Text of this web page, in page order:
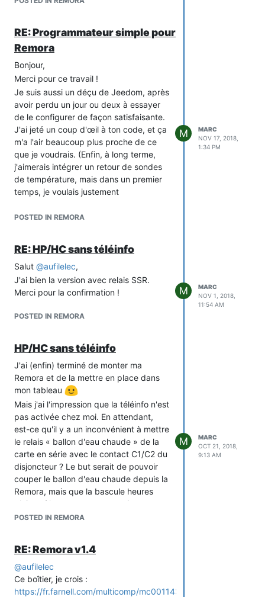
RE: Programmateur simple pour
Remora
Bonjour,
Merci pour ce travail !
Je suis aussi un déçu de Jeedom, après
avoir perdu un jour ou deux à essayer
de le configurer de façon satisfaisante.
J'ai jeté un coup d'œil à ton code, et ça
m'a l'air beaucoup plus proche de ce
que je voudrais. (Enfin, à long terme,
j'aimerais intégrer un retour de sondes
de température, mais dans un premier
temps, je voulais justement
programmes sur une journée à associer
Un truc qui m'intrigue cependant : est-
ce qu'il y a une raison particulière de
définir le programme de chaque jour
avec une granularité de 15 min, plutôt
qu'autoriser des plages arbitraires (en
plutôt qu'un tableau d'états, bien sûr) ?
la peine de donner plus de souplesse
dans l'association jour →
programme_journee : la sélection en
fonction du jour de la semaine convient
le plus souvent, mais il y a pas mal
d'exceptions que l'on pourrait vouloir
programmer à l'avance (jours fériés,
absences de plusieurs jours...). En fait,
j'ai l'impression qu'il faudrait pouvoir
donner un ensemble arbitraire de règles
du style « les premiers lundis du mois
entre telle date et telle date, utiliser le
programme X ». Mais je ne sais pas trop
l'utilisateur, ni s'il existe du code tout fait
Merci encore en tout cas !
POSTED IN REMORA
M
MARC
NOV 17, 2018,
1:34 PM
RE: HP/HC sans téléinfo
Salut @aufilelec,
J'ai bien la version avec relais SSR.
Merci pour la confirmation !
POSTED IN REMORA
M
MARC
NOV 1, 2018,
11:54 AM
HP/HC sans téléinfo
J'ai (enfin) terminé de monter ma
Remora et de la mettre en place dans
mon tableau
Mais j'ai l'impression que la téléinfo n'est
pas activée chez moi. En attendant,
est-ce qu'il y a un inconvénient à mettre
le relais « ballon d'eau chaude » de la
carte en série avec le contact C1/C2 du
disjoncteur ? Le but serait de pouvoir
couper le ballon d'eau chaude depuis la
Remora, mais que la bascule heures
pleines / heures creuses continue tout
de même à fonctionner correctement.
POSTED IN REMORA
M
MARC
OCT 21, 2018,
9:13 AM
RE: Remora v1.4
@aufilelec
Ce boîtier, je crois :
https://fr.farnell.com/multicomp/mc001143/boite-